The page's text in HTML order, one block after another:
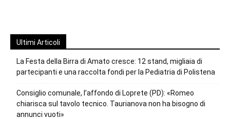
Ultimi Articoli
La Festa della Birra di Amato cresce: 12 stand, migliaia di
partecipanti e una raccolta fondi per la Pediatria di Polistena
Consiglio comunale, l’affondo di Loprete (PD): «Romeo
chiarisca sul tavolo tecnico. Taurianova non ha bisogno di
annunci vuoti»